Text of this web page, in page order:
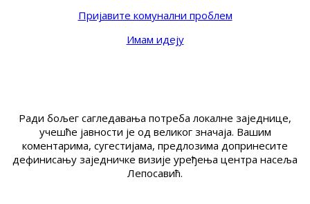
Пријавите комунални проблем
Имам идеју
Ради бољег сагледавања потреба локалне заједнице,
учешће јавности је од великог значаја. Вашим
коментарима, сугестијама, предлозима допринесите
дефинисању заједничке визије уређења центра насеља
Лепосавић.